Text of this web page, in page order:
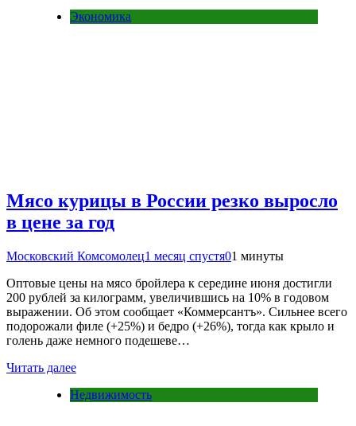
Экономика
Мясо курицы в России резко выросло
в цене за год
Московский Комсомолец1 месяц спустя01 минуты
Оптовые цены на мясо бройлера к середине июня достигли
200 рублей за килограмм, увеличившись на 10% в годовом
выражении. Об этом сообщает «Коммерсантъ». Сильнее всего
подорожали филе (+25%) и бедро (+26%), тогда как крыло и
голень даже немного подешеве…
Читать далее
Недвижимость